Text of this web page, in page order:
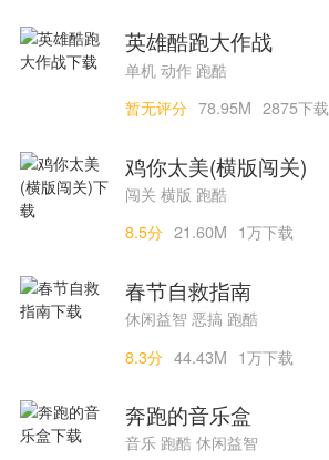
英雄酷跑大作战
单机 动作 跑酷
暂无评分 78.95M 2875下载
鸡你太美(横版闯关)
闯关 横版 跑酷
8.5分 21.60M 1万下载
春节自救指南
休闲益智 恶搞 跑酷
8.3分 44.43M 1万下载
奔跑的音乐盒
音乐 跑酷 休闲益智